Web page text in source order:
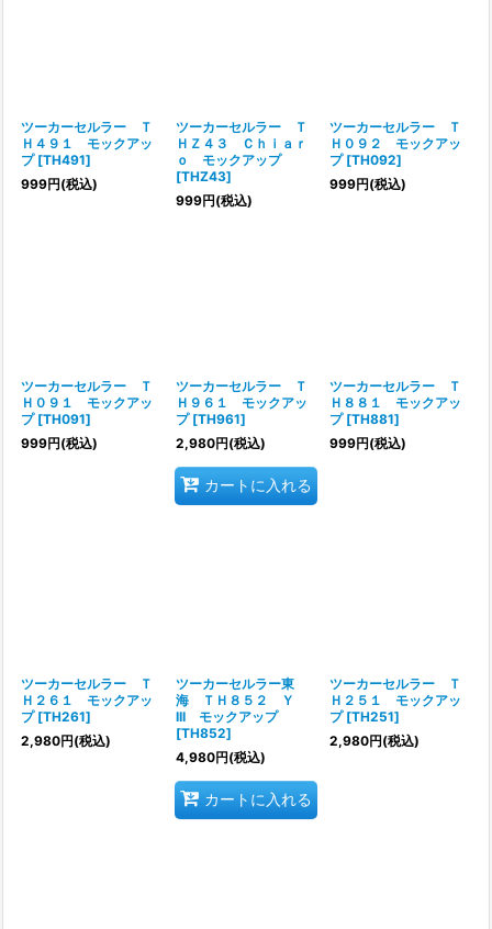
ツーカーセルラー Ｔ
Ｈ４９１ モックアッ
プ [TH491]
999円(税込)
ツーカーセルラー Ｔ
ＨＺ４３ Ｃｈｉａｒ
ｏ モックアップ
[THZ43]
999円(税込)
ツーカーセルラー Ｔ
Ｈ０９２ モックアッ
プ [TH092]
999円(税込)
ツーカーセルラー Ｔ
Ｈ０９１ モックアッ
プ [TH091]
999円(税込)
ツーカーセルラー Ｔ
Ｈ９６１ モックアッ
プ [TH961]
2,980円(税込)
カートに入れる
ツーカーセルラー Ｔ
Ｈ８８１ モックアッ
プ [TH881]
999円(税込)
ツーカーセルラー Ｔ
Ｈ２６１ モックアッ
プ [TH261]
2,980円(税込)
ツーカーセルラー東
海 ＴＨ８５２ Ｙ
III モックアップ
[TH852]
4,980円(税込)
カートに入れる
ツーカーセルラー Ｔ
Ｈ２５１ モックアッ
プ [TH251]
2,980円(税込)